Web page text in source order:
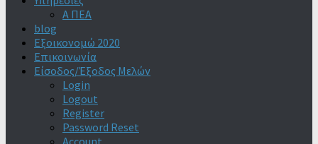
Α ΠΕΑ
blog
Εξοικονομώ 2020
Επικοινωνία
Είσοδος/Έξοδος Μελών
Login
Logout
Register
Password Reset
Account